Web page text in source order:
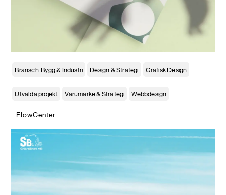
Bransch: Bygg & Industri Design & Strategi Grafisk Design
Utvalda projekt Varumärke & Strategi Webbdesign
FlowCenter